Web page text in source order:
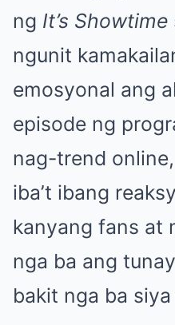
ng It’s Showtime
ngunit
emosyonal ang
episode ng
nag-trend
iba’t ibang
kanyang fans at
nga ba ang
bakit nga ba